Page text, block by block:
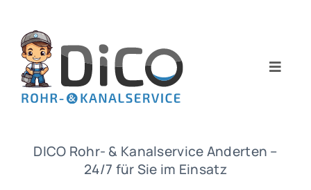
springen
Toggle
Home
Über uns
DICO Rohr- & Kanalservice Anderten –
24/7 für Sie im Einsatz